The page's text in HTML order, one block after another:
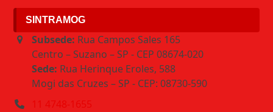
SINTRAMOG
Subsede: Rua Campos Sales 165
Centro – Suzano – SP - CEP 08674-020
Sede: Rua Herinque Eroles, 588
Mogi das Cruzes – SP - CEP: 08730-590
11 4748-1655